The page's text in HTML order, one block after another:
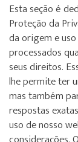
Esta seção é
Proteção da
da origem e
processados
seus direitos.
lhe permite ter
mas também
respostas
uso de nosso